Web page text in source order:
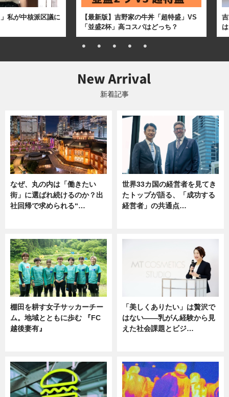
私が中核派区議に
【最新版】吉野家の牛丼「超特盛」VS
「並盛2杯」高コスパはどっち？
新着記事
なぜ、丸の内は「働きたい
街」に選ばれ続けるのか？出
社回帰で求められる“…
世界33カ国の経営者を見てき
たトップが語る、「成功する
経営者」の共通点…
棚田を耕す女子サッカーチー
ム。地域とともに歩む 『FC
越後妻有』
「美しくありたい」は贅沢で
はない――乳がん経験から見
えた社会課題とビジ…